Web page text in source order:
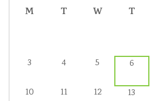
M
T W T
3 4 5 6
10 11 12 13